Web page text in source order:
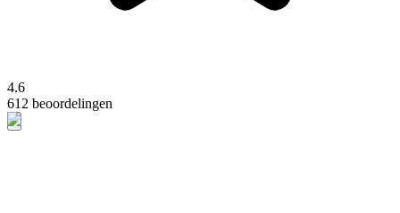
4.6
612 beoordelingen